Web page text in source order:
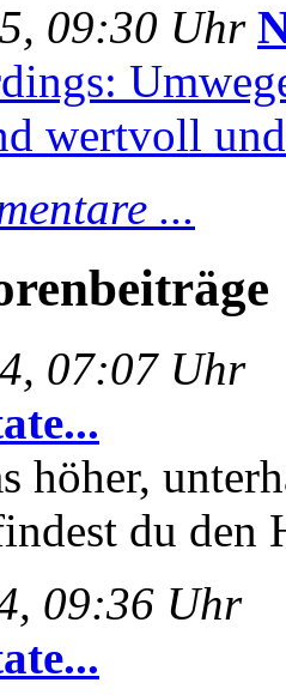
09:30 Uhr
wertvoll
...
07:07 Uhr
höher,
du den
09:36 Uhr